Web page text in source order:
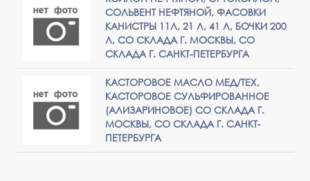
СОЛЬВЕНТ НЕФТЯНОЙ, ФАСОВКИ
КАНИСТРЫ 11Л, 21 Л, 41 Л, БОЧКИ 200
Л, СО СКЛАДА Г. МОСКВЫ, СО
СКЛАДА Г. САНКТ-ПЕТЕРБУРГА
КАСТОРОВОЕ МАСЛО МЕД/ТЕХ,
КАСТОРОВОЕ СУЛЬФИРОВАННОЕ
(АЛИЗАРИНОВОЕ) СО СКЛАДА Г.
МОСКВЫ, СО СКЛАДА Г. САНКТ-
ПЕТЕРБУРГА